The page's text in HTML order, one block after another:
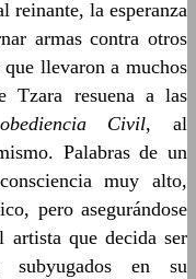
reinante, la esperanza
armas contra otros
que llevaron a muchos
Tzara resuena a las
Civil, al
Palabras de un
muy alto,
pero asegurándose
que decida ser
subyugados en su